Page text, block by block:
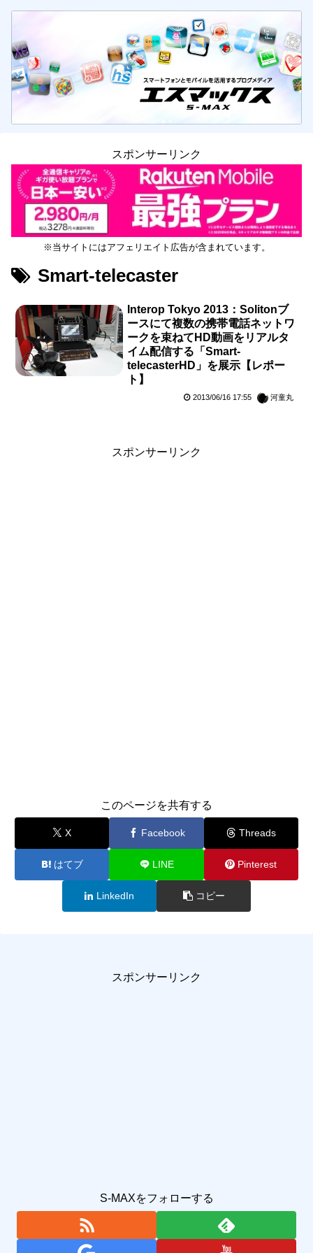
スポンサーリンク
※当サイトにはアフェリエイト広告が含まれています。
Smart-telecaster
Interop Tokyo 2013：Solitonブ
ースにて複数の携帯電話ネットワ
ークを束ねてHD動画をリアルタ
イム配信する「Smart-
telecasterHD」を展示【レポー
ト】
2013/06/16 17:55 河童丸
スポンサーリンク
このページを共有する
X Facebook Threads
はてブ LINE Pinterest
LinkedIn コピー
スポンサーリンク
S-MAXをフォローする